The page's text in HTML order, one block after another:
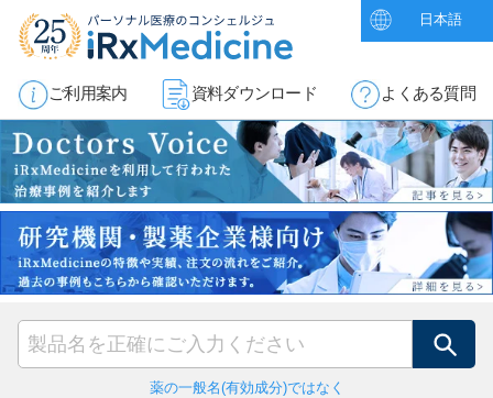
日本語
ご利用案内 資料ダウンロード よくある質問
検索
薬の一般名(有効成分)ではなく